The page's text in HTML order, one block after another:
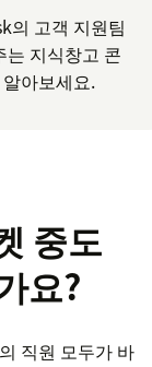
의 고객 지원팀
는 지식창고 콘
아보세요.
중도
요?
직원 모두가 바